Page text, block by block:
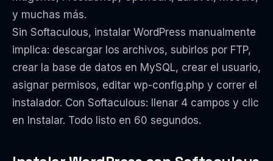
y muchas más.
Sin Softaculous, instalar WordPress manualmente
implica: descargar los archivos, subirlos por FTP,
crear la base de datos en MySQL, crear el usuario,
asignar permisos, editar wp-config.php y correr el
instalador. Con Softaculous: llenar 4 campos y clic
en Instalar. Todo listo en 60 segundos.